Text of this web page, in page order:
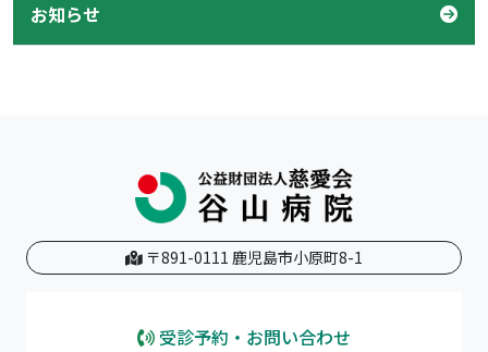
お知らせ
〒891-0111 鹿児島市小原町8-1
受診予約・お問い合わせ